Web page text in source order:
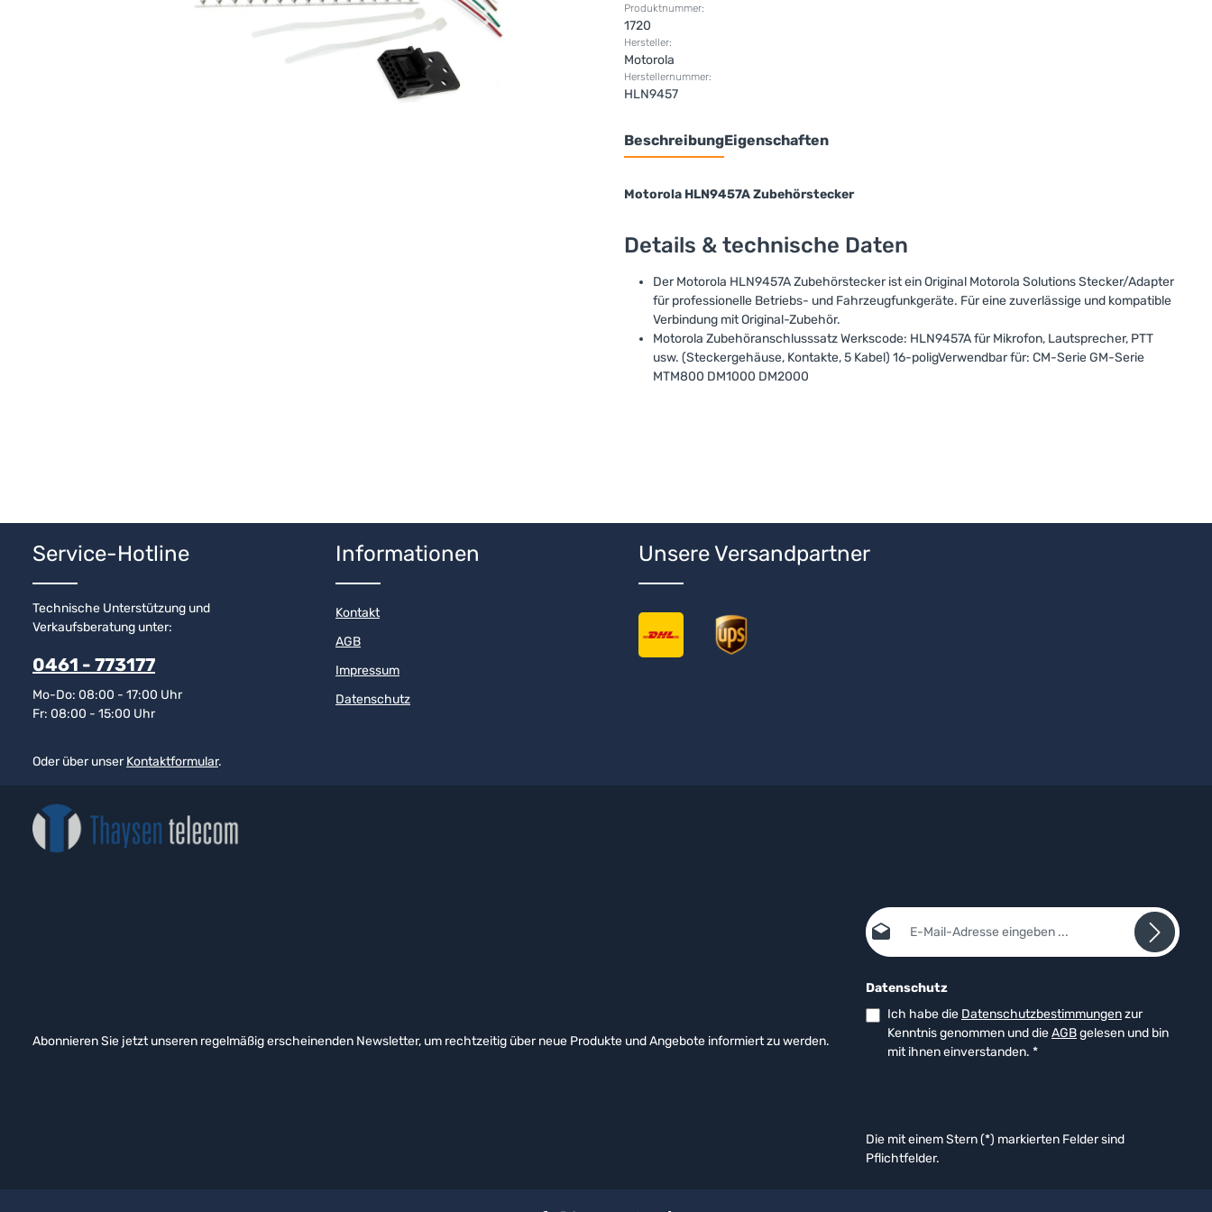
Produktnummer:
1720
Hersteller:
Motorola
Herstellernummer:
HLN9457
BeschreibungEigenschaften
Motorola HLN9457A Zubehörstecker
Details & technische Daten
Der Motorola HLN9457A Zubehörstecker ist ein Original Motorola Solutions Stecker/Adapter
für professionelle Betriebs- und Fahrzeugfunkgeräte. Für eine zuverlässige und kompatible
Verbindung mit Original-Zubehör.
Motorola Zubehöranschlusssatz Werkscode: HLN9457A für Mikrofon, Lautsprecher, PTT
usw. (Steckergehäuse, Kontakte, 5 Kabel) 16-poligVerwendbar für: CM-Serie GM-Serie
MTM800 DM1000 DM2000
Service-Hotline
Technische Unterstützung und
Verkaufsberatung unter:
0461 - 773177
Mo-Do: 08:00 - 17:00 Uhr
Fr: 08:00 - 15:00 Uhr
Oder über unserKontaktformular.
Informationen
Kontakt
AGB
Impressum
Datenschutz
Unsere Versandpartner
Abonnieren Sie jetzt unseren regelmäßig erscheinenden Newsletter, um rechtzeitig über neue Produkte und Angebote informiert zu werden.
E-Mail-Adresse*
Datenschutz
Ich habe die Datenschutzbestimmungenzur
Kenntnis genommen und dieAGBgelesen und bin
mit ihnen einverstanden. *
Die mit einem Stern (*) markierten Felder sind
Pflichtfelder.